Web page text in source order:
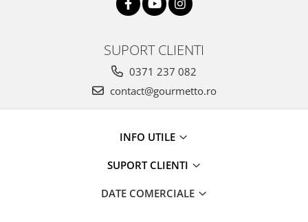
SUPORT CLIENTI
0371 237 082
contact@gourmetto.ro
INFO UTILE
SUPORT CLIENTI
DATE COMERCIALE